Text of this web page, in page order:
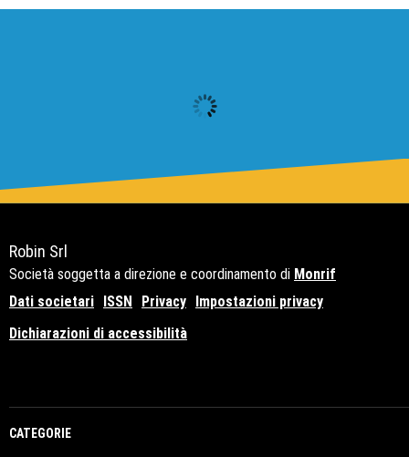
Robin Srl
Società soggetta a direzione e coordinamento di Monrif
Dati societari
ISSN Privacy
Impostazioni privacy
Dichiarazioni di accessibilità
CATEGORIE